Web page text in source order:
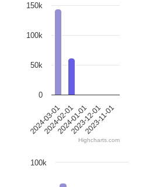
2024-03-01
2024-02-01
2024-01-01
2023-12-01
2023-11-01
0
50k
100k
150k
Highcharts.com
100k